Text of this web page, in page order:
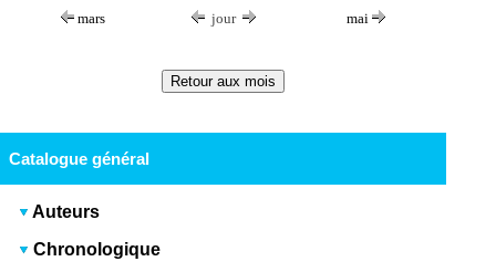
mars jour mai
Catalogue général
Auteurs
Chronologique